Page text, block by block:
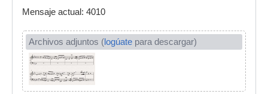
Mensaje actual: 4010
Archivos adjuntos (logúate para descargar)